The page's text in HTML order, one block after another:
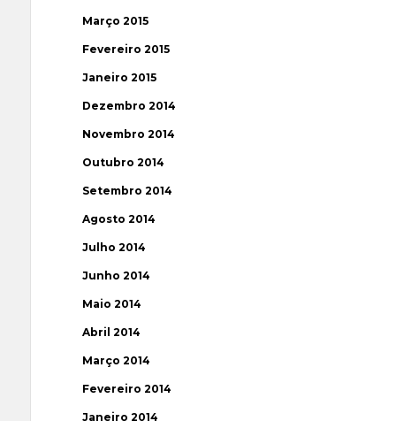
Março 2015
Fevereiro 2015
Janeiro 2015
Dezembro 2014
Novembro 2014
Outubro 2014
Setembro 2014
Agosto 2014
Julho 2014
Junho 2014
Maio 2014
Abril 2014
Março 2014
Fevereiro 2014
Janeiro 2014